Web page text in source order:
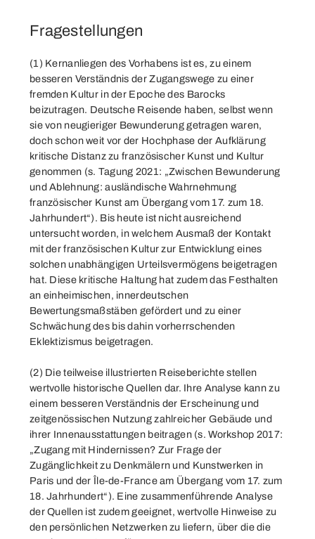
Fragestellungen
(1) Kernanliegen des Vorhabens ist es, zu einem
besseren Verständnis der Zugangswege zu einer
fremden Kultur in der Epoche des Barocks
beizutragen. Deutsche Reisende haben, selbst wenn
sie von neugieriger Bewunderung getragen waren,
doch schon weit vor der Hochphase der Aufklärung
kritische Distanz zu französischer Kunst und Kultur
genommen (s. Tagung 2021: „Zwischen Bewunderung
und Ablehnung: ausländische Wahrnehmung
französischer Kunst am Übergang vom 17. zum 18.
Jahrhundert“). Bis heute ist nicht ausreichend
untersucht worden, in welchem Ausmaß der Kontakt
mit der französischen Kultur zur Entwicklung eines
solchen unabhängigen Urteilsvermögens beigetragen
hat. Diese kritische Haltung hat zudem das Festhalten
an einheimischen, innerdeutschen
Bewertungsmaßstäben gefördert und zu einer
Schwächung des bis dahin vorherrschenden
Eklektizismus beigetragen.
(2) Die teilweise illustrierten Reiseberichte stellen
wertvolle historische Quellen dar. Ihre Analyse kann zu
einem besseren Verständnis der Erscheinung und
zeitgenössischen Nutzung zahlreicher Gebäude und
ihrer Innenausstattungen beitragen (s.Workshop 2017:
„Zugang mit Hindernissen? Zur Frage der
Zugänglichkeit zu Denkmälern und Kunstwerken in
Paris und der Île-de-France am Übergang vom 17. zum
18. Jahrhundert“). Eine zusammenführende Analyse
der Quellen ist zudem geeignet, wertvolle Hinweise zu
den persönlichen Netzwerken zu liefern, über die die